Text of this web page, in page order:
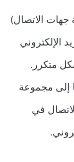
جهات الاتصال)
الإلكتروني
متكرر.
إلى مجموعة
في